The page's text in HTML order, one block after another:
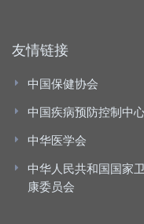
友情链接
中国保健协会
中国疾病预防控制中
中华医学会
中华人民共和国国家
康委员会